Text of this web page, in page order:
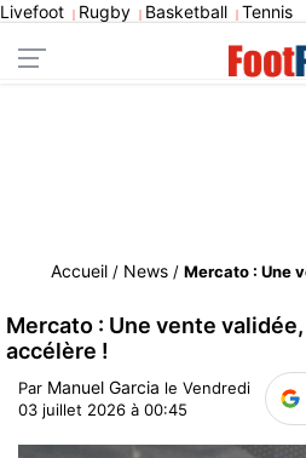
Livefoot | Rugby | Basketball | Tennis
Accueil / News /
Mercato : Une vente
accélère !
Par Manuel Garcia le Vendredi
03 juillet 2026 à 00:45